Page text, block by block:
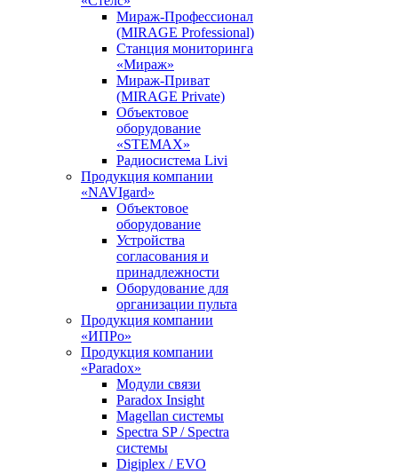
Мираж-Профессионал
(MIRAGE Professional)
Станция мониторинга
«Мираж»
Мираж-Приват
(MIRAGE Private)
Объектовое
оборудование
«STEMAX»
Радиосистема Livi
Продукция компании
«NAVIgard»
Объектовое
оборудование
Устройства
согласования и
принадлежности
Оборудование для
организации пульта
Продукция компании
«ИПРо»
Продукция компании
«Paradox»
Модули связи
Paradox Insight
Magellan системы
Spectra SP / Spectra
системы
Digiplex / EVO